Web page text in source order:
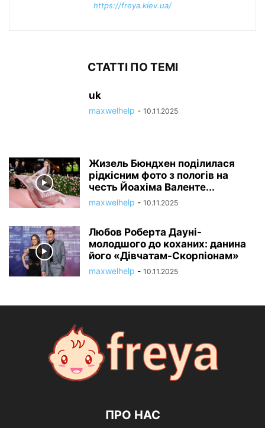
https://freya.kiev.ua/
СТАТТІ ПО ТЕМІ
uk
maxwelhelp - 10.11.2025
Жизель Бюндхен поділилася
рідкісним фото з пологів на
честь Йоахіма Валенте...
maxwelhelp - 10.11.2025
Любов Роберта Дауні-
молодшого до коханих: данина
його «Дівчатам-Скорпіонам»
maxwelhelp - 10.11.2025
ПРО НАС